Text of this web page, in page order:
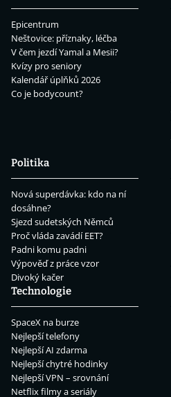
Epicentrum
Neštovice: příznaky, léčba
V čem jezdí Yamal a Mesii?
Kvízy pro seniory
Kalendář úplňků 2026
Co je bodycount?
Politika
Nová superdávka: kdo na ní
dosáhne?
Sjezd sudetských Němců
Proč vláda zavádí EET?
Padni komu padni
Výpověď z práce vzor
Divoký kačer
Technologie
SpaceX na burze
Nejlepší telefony
Nejlepší AI zdarma
Nejlepší chytré hodinky
Nejlepší VPN – srovnání
Netflix filmy a seriály